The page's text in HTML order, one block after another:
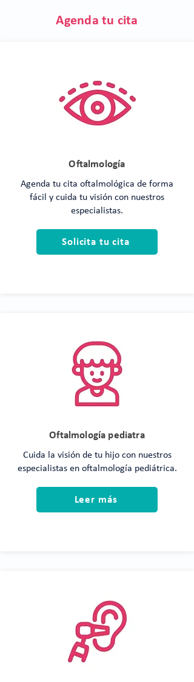
Agenda tu cita
Oftalmología
Agenda tu cita oftalmológica de forma
fácil y cuida tu visión con nuestros
especialistas.
Solicita tu cita
Oftalmología pediatra
Cuida la visión de tu hijo con nuestros
especialistas en oftalmología pediátrica.
Leer más